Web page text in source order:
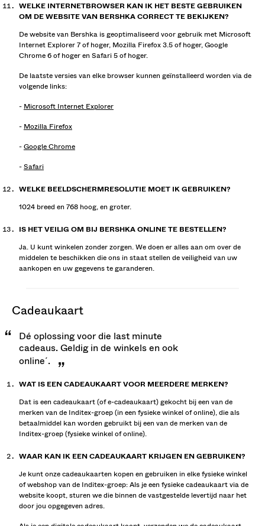
WELKE INTERNETBROWSER KAN IK HET BESTE GEBRUIKEN
OM DE WEBSITE VAN BERSHKA CORRECT TE BEKIJKEN?
De website van Bershka is geoptimaliseerd voor gebruik met Microsoft
Internet Explorer 7 of hoger, Mozilla Firefox 3.5 of hoger, Google
Chrome 6 of hoger en Safari 5 of hoger.
De laatste versies van elke browser kunnen geïnstalleerd worden via de
volgende links:
- Microsoft Internet Explorer
- Mozilla Firefox
-Google Chrome
-Safari
WELKE BEELDSCHERMRESOLUTIE MOET IK GEBRUIKEN?
1024 breed en 768 hoog, en groter.
IS HET VEILIG OM BIJ BERSHKA ONLINE TE BESTELLEN?
Ja. U kunt winkelen zonder zorgen. We doen er alles aan om over de
middelen te beschikken die ons in staat stellen de veiligheid van uw
aankopen en uw gegevens te garanderen.
cadeaukaart
Dé oplossing voor die last minute
cadeaus. Geldig in de winkels en ook
online´.
WAT IS EEN CADEAUKAART VOOR MEERDERE MERKEN?
Dat is een cadeaukaart (of e-cadeaukaart) gekocht bij een van de
merken van de Inditex-groep (in een fysieke winkel of online), die als
betaalmiddel kan worden gebruikt bij een van de merken van de
Inditex-groep (fysieke winkel of online).
WAAR KAN IK EEN CADEAUKAART KRIJGEN EN GEBRUIKEN?
Je kunt onze cadeaukaarten kopen en gebruiken in elke fysieke winkel
of webshop van de Inditex-groep: Als je een fysieke cadeaukaart via de
website koopt, sturen we die binnen de vastgestelde levertijd naar het
door jou opgegeven adres.